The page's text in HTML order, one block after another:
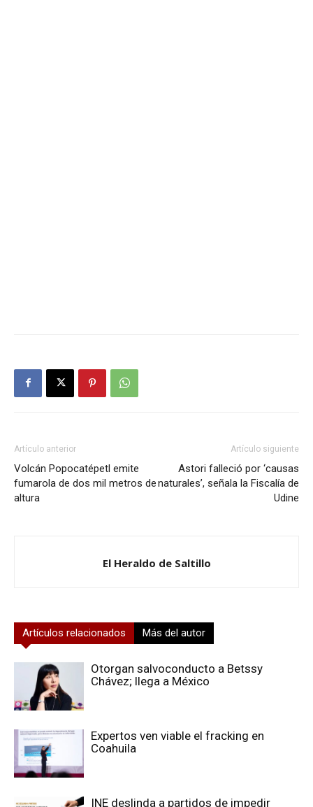
Artículo anterior
Volcán Popocatépetl emite
fumarola de dos mil metros de
altura
Artículo siguiente
Astori falleció por ‘causas
naturales’, señala la Fiscalía de
Udine
El Heraldo de Saltillo
Artículos relacionados Más del autor
Otorgan salvoconducto a Betssy
Chávez; llega a México
Expertos ven viable el fracking en
Coahuila
INE deslinda a partidos de impedir